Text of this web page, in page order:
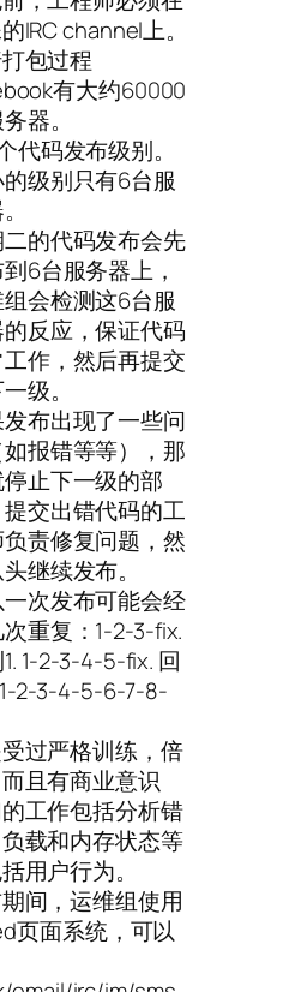
IRC channel上。
包过程
有大约60000
器。
代码发布级别。
级别只有6台服
的代码发布会先
6台服务器上，
会检测这6台服
反应，保证代码
作，然后再提交
级。
布出现了一些问
报错等等），那
止下一级的部
交出错代码的工
责修复问题，然
继续发布。
次发布可能会经
重复：1-2-3-fix.
1-2-3-4-5-fix. 回
1-2-3-4-5-6-7-8-
过严格训练，倍
且有商业意识
工作包括分析错
载和内存状态等
用户行为。
间，运维组使用
页面系统，可以